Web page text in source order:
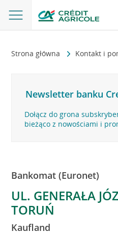
Strona główna Kontakt i
Newsletter banku
Dołącz do grona
bieżąco z nowościami i
Bankomat (Euronet)
UL. GENERAŁA
TORUŃ
Kaufland